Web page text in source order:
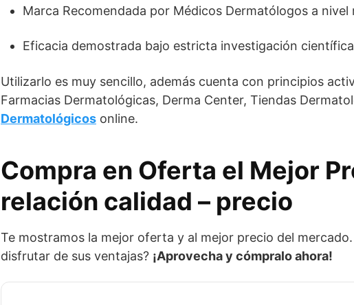
Marca Recomendada por Médicos Dermatólogos a nivel
Eficacia demostrada bajo estricta investigación científica
Utilizarlo es muy sencillo, además cuenta con principios
Farmacias Dermatológicas, Derma Center, Tiendas
Dermatológicos online.
Compra en Oferta el Mejor
relación calidad – precio
Te mostramos la mejor oferta y al mejor precio del
disfrutar de sus ventajas? ¡Aprovecha y cómpralo ahora!